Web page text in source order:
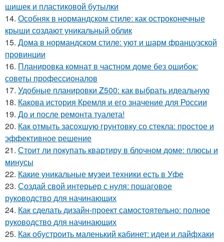
шишек и пластиковой бутылки
14. Особняк в нормандском стиле: как остроконечные
крыши создают уникальный облик
15. Дома в нормандском стиле: уют и шарм французской
провинции
16. Планировка комнат в частном доме без ошибок:
советы профессионалов
17. Удобные планировки Z500: как выбрать идеальную
18. Какова история Кремля и его значение для России
19. До и после ремонта туалета!
20. Как отмыть засохшую грунтовку со стекла: простое и
эффективное решение
21. Стоит ли покупать квартиру в блочном доме: плюсы и
минусы
22. Какие уникальные музеи техники есть в Уфе
23. Создай свой интерьер с нуля: пошаговое
руководство для начинающих
24. Как сделать дизайн-проект самостоятельно: полное
руководство для начинающих
25. Как обустроить маленький кабинет: идеи и лайфхаки